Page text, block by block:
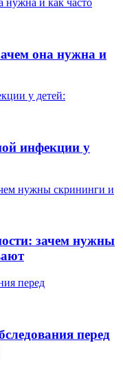
она нужна и
у детей:
инфекции у
нужны скрининги и
зачем нужны
перед
перед